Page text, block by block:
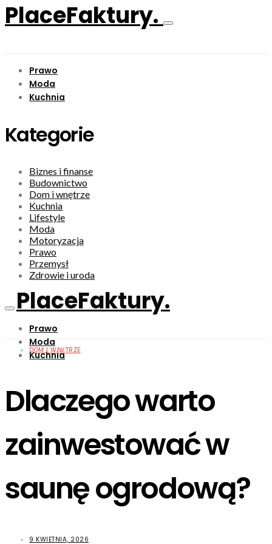
PlaceFaktury.
Prawo
Moda
Kuchnia
Kategorie
Biznes i finanse
Budownictwo
Dom i wnętrze
Kuchnia
Lifestyle
Moda
Motoryzacja
Prawo
Przemysł
Zdrowie i uroda
PlaceFaktury.
Prawo
Moda
Kuchnia
DOM I WNĘTRZE
Dlaczego warto
zainwestować w
saunę ogrodową?
9 KWIETNIA, 2026